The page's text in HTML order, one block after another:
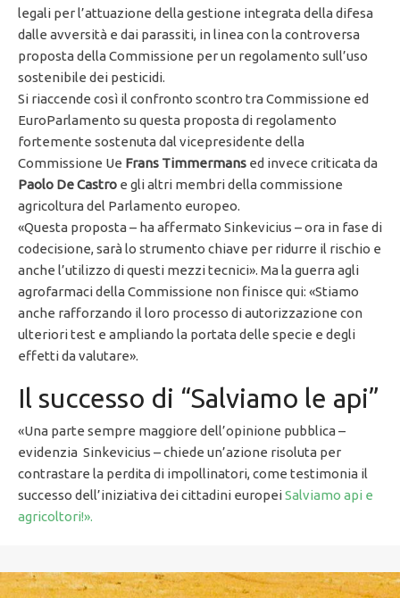
legali per l’attuazione della gestione integrata della difesa
dalle avversità e dai parassiti, in linea con la controversa
proposta della Commissione per un regolamento sull’uso
sostenibile dei pesticidi.
Si riaccende così il confronto scontro tra Commissione ed
EuroParlamento su questa proposta di regolamento
fortemente sostenuta dal vicepresidente della
Commissione Ue Frans Timmermans ed invece criticata da
Paolo De Castro e gli altri membri della commissione
agricoltura del Parlamento europeo.
«Questa proposta – ha affermato Sinkevicius – ora in fase di
codecisione, sarà lo strumento chiave per ridurre il rischio e
anche l’utilizzo di questi mezzi tecnici». Ma la guerra agli
agrofarmaci della Commissione non finisce qui: «Stiamo
anche rafforzando il loro processo di autorizzazione con
ulteriori test e ampliando la portata delle specie e degli
effetti da valutare».
Il successo di “Salviamo le api”
«Una parte sempre maggiore dell’opinione pubblica –
evidenzia Sinkevicius – chiede un’azione risoluta per
contrastare la perdita di impollinatori, come testimonia il
successo dell’iniziativa dei cittadini europeiSalviamo api e
agricoltori!».